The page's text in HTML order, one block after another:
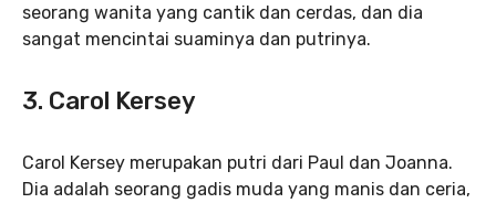
seorang wanita yang cantik dan cerdas, dan dia
sangat mencintai suaminya dan putrinya.
3. Carol Kersey
Carol Kersey merupakan putri dari Paul dan Joanna.
Dia adalah seorang gadis muda yang manis dan ceria,